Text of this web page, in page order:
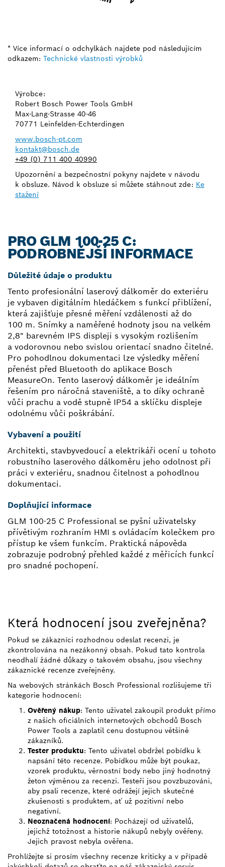
* Více informací o odchylkách najdete pod následujícím
odkazem: Technické vlastnosti výrobků
Výrobce:
Robert Bosch Power Tools GmbH
Max-Lang-Strasse 40-46
70771 Leinfelden-Echterdingen
www.bosch-pt.com
kontakt@bosch.de
+49 (0) 711 400 40990
Upozornění a bezpečnostní pokyny najdete v návodu
k obsluze. Návod k obsluze si můžete stáhnout zde: Ke
stažení
PRO GLM 100-25 C:
PODROBNĚJŠÍ INFORMACE
Důležité údaje o produktu
Tento profesionální laserový dálkoměr do exteriéru
je vybaven digitálním hledáčkem s funkcí přiblížení,
která zajišťuje přesné měření vzdálenosti až do
100 m. Snímky a naměřené hodnoty jsou na velkém
2,8" barevném IPS displeji s vysokým rozlišením
a vodorovnou nebo svislou orientací snadno čitelné.
Pro pohodlnou dokumentaci lze výsledky měření
přenést před Bluetooth do aplikace Bosch
MeasureOn. Tento laserový dálkoměr je ideálním
řešením pro náročná staveniště, a to díky ochraně
vůči prachu a vodě stupně IP54 a sklíčku displeje
odolnému vůči poškrábání.
Vybavení a použití
Architekti, stavbyvedoucí a elektrikáři ocení u tohoto
robustního laserového dálkoměru jeho odolnost při
práci v exteriéru, snadnou čitelnost a pohodlnou
dokumentaci.
Doplňující informace
GLM 100-25 C Professional se pyšní uživatelsky
přívětivým rozhraním HMI s ovládacím kolečkem pro
přístup ke všem funkcím. Praktická nápověda
zobrazuje podrobný přehled každé z měřicích funkcí
pro snadné pochopení.
Která hodnocení jsou zveřejněna?
Pokud se zákazníci rozhodnou odeslat recenzi, je
zkontrolována na nezákonný obsah. Pokud tato kontrola
neodhalí žádné důkazy o takovém obsahu, jsou všechny
zákaznické recenze zveřejněny.
Na webových stránkách Bosch Professional rozlišujeme tři
kategorie hodnocení:
Ověřený nákup: Tento uživatel zakoupil produkt přímo
z našich oficiálních internetových obchodů Bosch
Power Tools a zaplatil cenu dostupnou většině
zákazníků.
Tester produktu: Tento uživatel obdržel pobídku k
napsání této recenze. Pobídkou může být poukaz,
vzorek produktu, věrnostní body nebo jiný hodnotný
žeton výměnou za recenzi. Testeři jsou povzbuzováni,
aby psali recenze, které odrážejí jejich skutečné
zkušenosti s produktem, ať už pozitivní nebo
negativní.
Neoznačená hodnocení: Pocházejí od uživatelů,
jejichž totožnost a historie nákupů nebyly ověřeny.
Jejich pravost nebyla ověřena.
Prohlížejte si prosím všechny recenze kriticky a v případě